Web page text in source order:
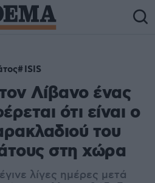
ISIS
Λίβανο ένας
ότι είναι ο
του
στη χώρα
λίγες ημέρες μετά